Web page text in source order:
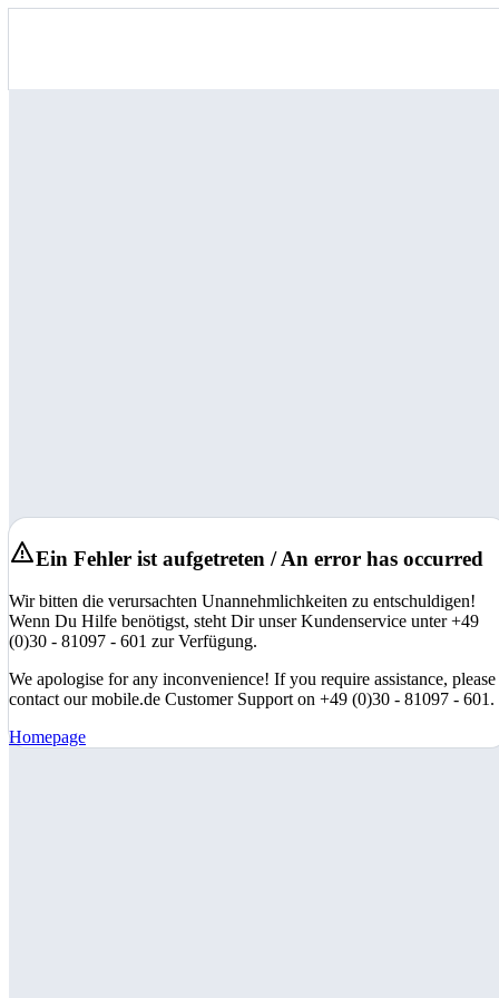
Ein Fehler ist aufgetreten / An error has occurred
Wir bitten die verursachten Unannehmlichkeiten zu entschuldigen!
Wenn Du Hilfe benötigst, steht Dir unser Kundenservice unter +49
(0)30 - 81097 - 601 zur Verfügung.
We apologise for any inconvenience! If you require assistance, please
contact our mobile.de Customer Support on +49 (0)30 - 81097 - 601.
Homepage